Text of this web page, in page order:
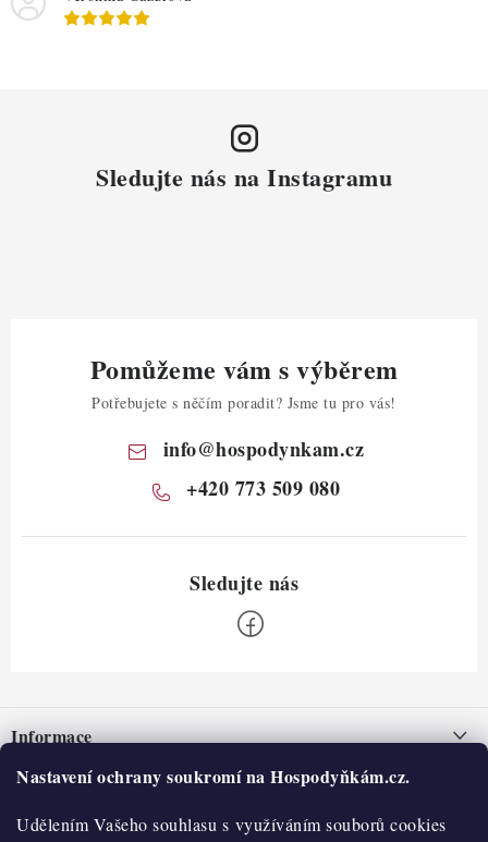
Nastavení ochrany soukromí na Hospodyňkám.cz.
Udělením Vašeho souhlasu s využíváním souborů cookies
Sledujte nás na Instagramu
Pomůžeme vám s výběrem
Potřebujete s něčím poradit? Jsme tu pro vás!
info@hospodynkam.cz
+420 773 509 080
pInformace
Nepřevzetí zásilky na dobírku
Obchodní podmínky
O nás
Historie